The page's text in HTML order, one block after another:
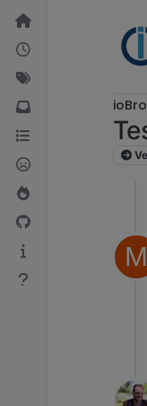
Weiter zum Inhalt
M